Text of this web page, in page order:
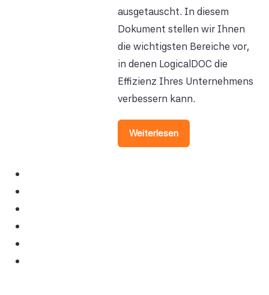
ausgetauscht. In diesem
Dokument stellen wir Ihnen
die wichtigsten Bereiche vor,
in denen LogicalDOC die
Effizienz Ihres Unternehmens
verbessern kann.
Weiterlesen